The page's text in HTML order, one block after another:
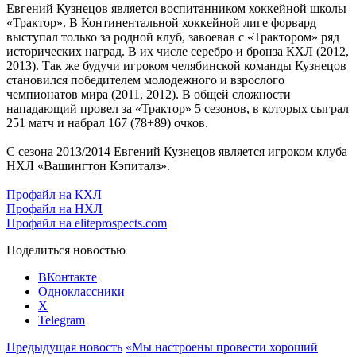
Евгений Кузнецов является воспитанником хоккейной школы
«Трактор». В Континентальной хоккейной лиге форвард
выступал только за родной клуб, завоевав с «Трактором» ряд
исторических наград. В их числе серебро и бронза КХЛ (2012,
2013). Так же будучи игроком челябинской команды Кузнецов
становился победителем молодежного и взрослого
чемпионатов мира (2011, 2012). В общей сложности
нападающий провел за «Трактор» 5 сезонов, в которых сыграл
251 матч и набрал 167 (78+89) очков.
С сезона 2013/2014 Евгений Кузнецов является игроком клуба
НХЛ «Вашингтон Кэпиталз».
Профайл на КХЛ
Профайл на НХЛ
Профайл на eliteprospects.com
Поделиться новостью
ВКонтакте
Одноклассники
X
Telegram
Предыдущая новость «Мы настроены провести хороший